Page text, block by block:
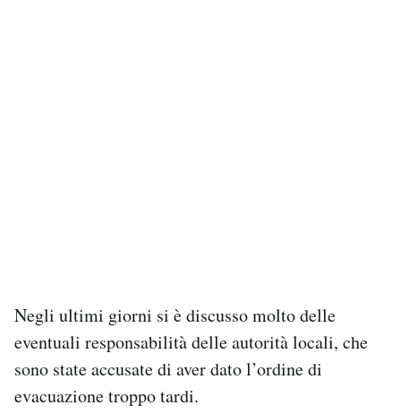
Negli ultimi giorni si è discusso molto delle
eventuali responsabilità delle autorità locali, che
sono state accusate di aver dato l’ordine di
evacuazione troppo tardi.